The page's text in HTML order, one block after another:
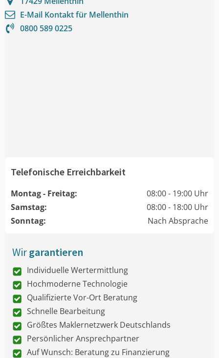
E-Mail Kontakt für Mellenthin
0800 589 0225
Telefonische Erreichbarkeit
Montag - Freitag:
08:00 - 19:00 Uhr
Samstag:
08:00 - 18:00 Uhr
Sonntag:
Nach Absprache
Wirgarantieren
Individuelle Wertermittlung
Hochmoderne Technologie
Qualifizierte Vor-Ort Beratung
Schnelle Bearbeitung
Größtes Maklernetzwerk Deutschlands
Persönlicher Ansprechpartner
Auf Wunsch: Beratung zu Finanzierung